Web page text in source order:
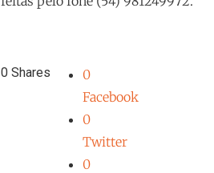
0 Shares
0
Facebook
0
Twitter
0